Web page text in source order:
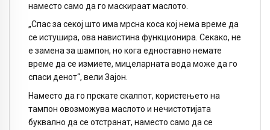
наместо само да го маскираат маслото.
„Спас за секој што има мрсна коса кој нема време да
се истушира, ова навистина функционира. Секако, не
е замена за шампон, но кога едноставно немате
време да се измиете, мицеларната вода може да го
спаси денот“, вели Зајон.
Наместо да го прскате скалпот, користењето на
тампон овозможува маслото и нечистотијата
буквално да се отстранат, наместо само да се